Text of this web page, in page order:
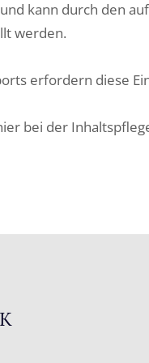
kann durch den
werden.
erfordern diese
bei der